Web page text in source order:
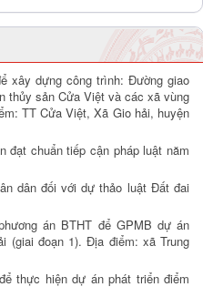
xây dựng công trình: Đường giao
thủy sản Cửa Việt và các xã vùng
TT Cửa Việt, Xã Gio hải, huyện
đạt chuẩn tiếp cận pháp luật năm
dân đối với dự thảo luật Đất đai
án BTHT để GPMB dự án
(giai đoạn 1). Địa điểm: xã Trung
thực hiện dự án phát triển điểm